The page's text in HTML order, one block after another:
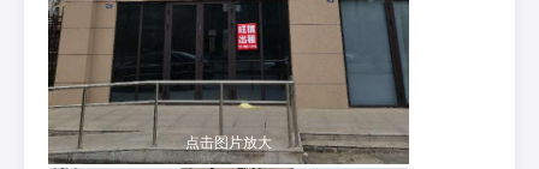
点击图片放大